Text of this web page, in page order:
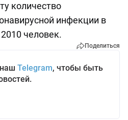
количество
инфекции в
человек.
Поделиться
Telegram, чтобы быть